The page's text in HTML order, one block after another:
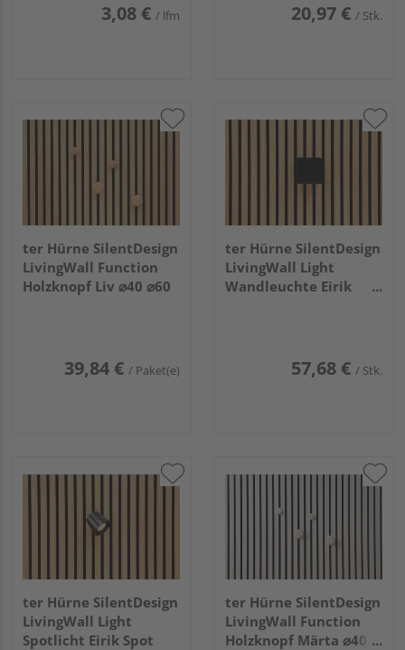
3,08 € / lfm 20,97 € / Stk.
ter Hürne SilentDesign
LivingWall Function
Holzknopf Liv ⌀40 ⌀60
39,84 € / Paket(e)
ter Hürne SilentDesign
LivingWall Light
Wandleuchte Eirik
57,68 € / Stk.
ter Hürne SilentDesign
LivingWall Light
Spotlicht Eirik Spot
ter Hürne SilentDesign
LivingWall Function
Holzknopf Märta ⌀40